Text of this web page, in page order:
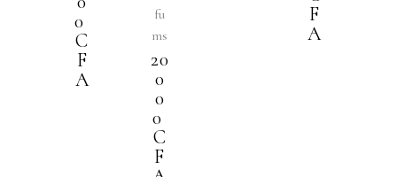
0
C
F
A
fu
ms
20
0
0
0
C
F
F
A